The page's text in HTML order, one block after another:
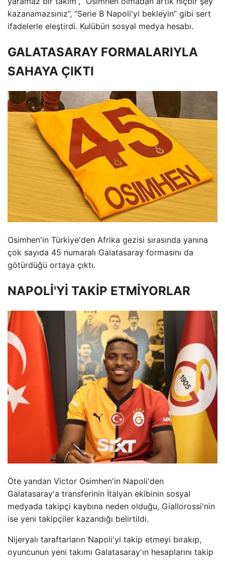
kazanamazsınız”, “Serie B Napoli'yi bekleyin” gibi sert
ifadelerle eleştirdi. Kulübün sosyal medya hesabı.
GALATASARAY FORMALARIYLA
SAHAYA ÇIKTI
Osimhen'in Türkiye'den Afrika gezisi sırasında yanına
çok sayıda 45 numaralı Galatasaray formasını da
götürdüğü ortaya çıktı.
NAPOLİ'Yİ TAKİP ETMİYORLAR
Öte yandan Victor Osimhen'in Napoli'den
Galatasaray'a transferinin İtalyan ekibinin sosyal
medyada takipçi kaybına neden olduğu, Giallorossi'nin
ise yeni takipçiler kazandığı belirtildi.
Nijeryalı taraftarların Napoli'yi takip etmeyi bırakıp,
oyuncunun yeni takımı Galatasaray'ın hesaplarını takip